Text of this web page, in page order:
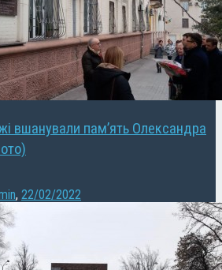
вшанували пам’ять Олександра
, 22/02/2022